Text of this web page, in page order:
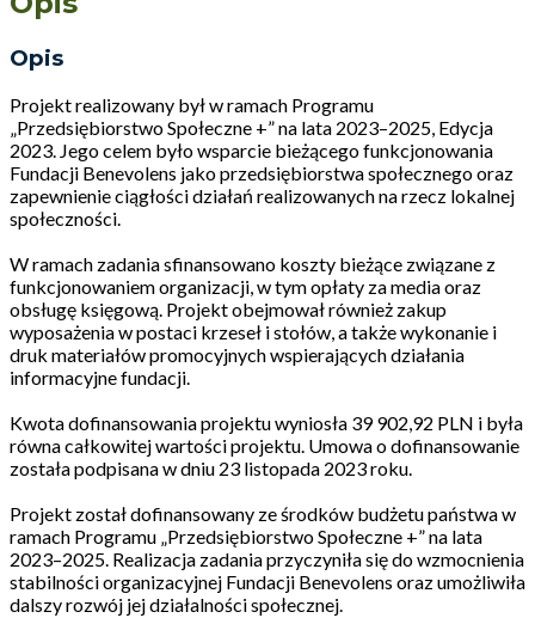
Opis
Projekt realizowany był w ramach Programu
„Przedsiębiorstwo Społeczne +” na lata 2023–2025, Edycja
2023. Jego celem było wsparcie bieżącego funkcjonowania
Fundacji Benevolens jako przedsiębiorstwa społecznego oraz
zapewnienie ciągłości działań realizowanych na rzecz lokalnej
społeczności.
W ramach zadania sfinansowano koszty bieżące związane z
funkcjonowaniem organizacji, w tym opłaty za media oraz
obsługę księgową. Projekt obejmował również zakup
wyposażenia w postaci krzeseł i stołów, a także wykonanie i
druk materiałów promocyjnych wspierających działania
informacyjne fundacji.
Kwota dofinansowania projektu wyniosła 39 902,92 PLN i była
równa całkowitej wartości projektu. Umowa o dofinansowanie
została podpisana w dniu 23 listopada 2023 roku.
Projekt został dofinansowany ze środków budżetu państwa w
ramach Programu „Przedsiębiorstwo Społeczne +” na lata
2023–2025. Realizacja zadania przyczyniła się do wzmocnienia
stabilności organizacyjnej Fundacji Benevolens oraz umożliwiła
dalszy rozwój jej działalności społecznej.